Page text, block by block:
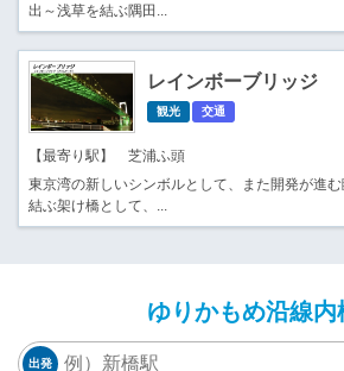
出～浅草を結ぶ隅田...
レインボーブリッジ
観光 交通
【最寄り駅】 芝浦ふ頭
東京湾の新しいシンボルとして、また開発が進
結ぶ架け橋として、...
ゆりかもめ沿線内
出発